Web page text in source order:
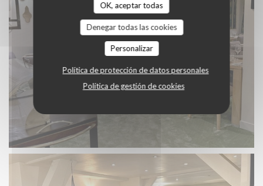
OK, aceptar todas
Denegar todas las cookies
Personalizar
Política de protección de datos personales
Política de gestión de cookies